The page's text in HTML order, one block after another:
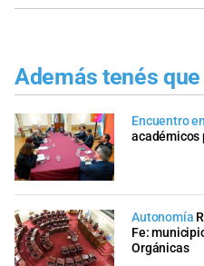
Además tenés
Encuentro
académicos
Autonomía
Fe:
Orgánicas